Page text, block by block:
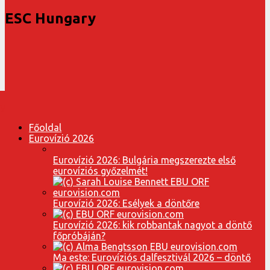
ESC Hungary
Főoldal
Eurovízió 2026
Eurovízió 2026: Bulgária megszerezte első
eurovíziós győzelmét!
Eurovízió 2026: Esélyek a döntőre
Eurovízió 2026: kik robbantak nagyot a döntő
főpróbáján?
Ma este: Eurovíziós dalfesztivál 2026 – döntő